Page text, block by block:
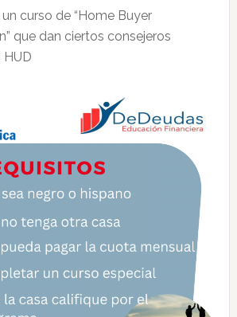
curso de “Home Buyer
que dan ciertos consejeros